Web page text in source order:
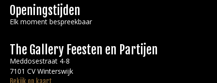
Openingstijden
Elk moment bespreekbaar
The Gallery Feesten en Partijen
Meddosestraat 4-8
7101 CV Winterswijk
Bekijk op kaart